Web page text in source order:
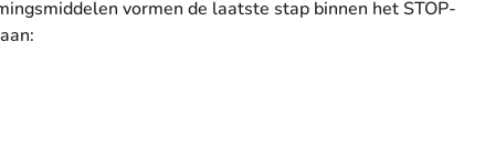
vormen de laatste stap binnen het STOP-